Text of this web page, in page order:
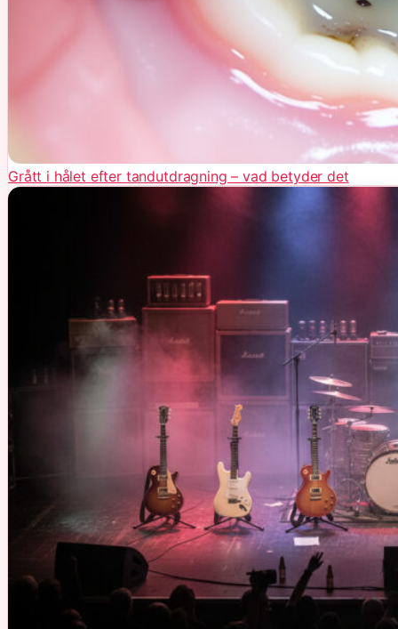
Grått i hålet efter tandutdragning – vad betyder det